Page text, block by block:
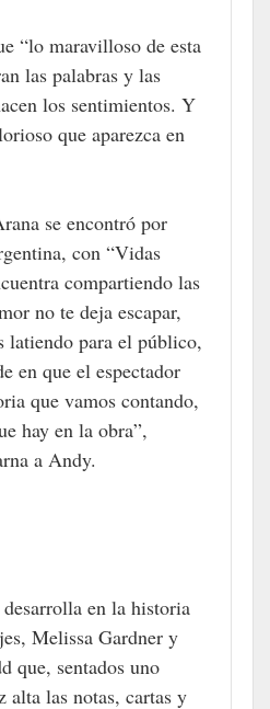
“lo maravilloso de esta
las palabras y las
los sentimientos. Y
que aparezca en
se encontró por
con “Vidas
compartiendo las
no te deja escapar,
latiendo para el público,
en que el espectador
que vamos contando,
hay en la obra”,
a Andy.
en la historia
Melissa Gardner y
que, sentados uno
alta las notas, cartas y